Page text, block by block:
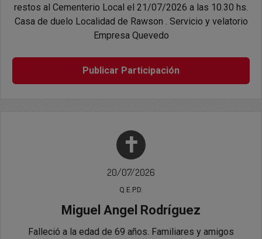
restos al Cementerio Local el 21/07/2026 a las 10.30 hs.
Casa de duelo Localidad de Rawson . Servicio y velatorio
Empresa Quevedo
Publicar Participación
✝
20/07/2026
Q.E.P.D.
Miguel Angel Rodríguez
Falleció a la edad de 69 años. Familiares y amigos